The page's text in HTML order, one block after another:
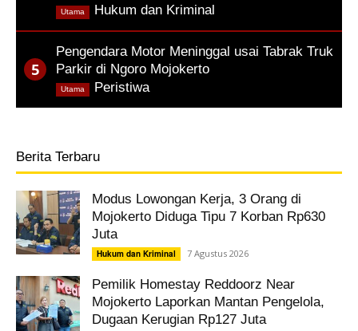
Hukum dan Kriminal
Utama
Pengendara Motor Meninggal usai Tabrak Truk
Parkir di Ngoro Mojokerto
Peristiwa
Utama
Berita Terbaru
Modus Lowongan Kerja, 3 Orang di
Mojokerto Diduga Tipu 7 Korban Rp630
Juta
Hukum dan Kriminal 7 Agustus 2026
Pemilik Homestay Reddoorz Near
Mojokerto Laporkan Mantan Pengelola,
Dugaan Kerugian Rp127 Juta